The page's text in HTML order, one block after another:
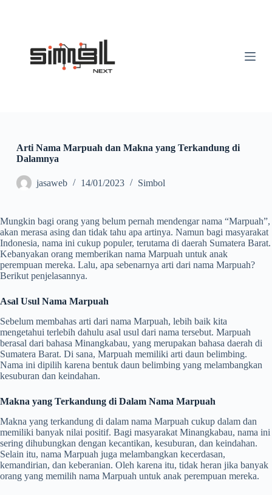
Arti Nama Marpuah dan Makna yang Terkandung di
Dalamnya
jasaweb 14/01/2023 Simbol
Mungkin bagi orang yang belum pernah mendengar nama “Marpuah”,
akan merasa asing dan tidak tahu apa artinya. Namun bagi masyarakat
Indonesia, nama ini cukup populer, terutama di daerah Sumatera Barat.
Kebanyakan orang memberikan nama Marpuah untuk anak
perempuan mereka. Lalu, apa sebenarnya arti dari nama Marpuah?
Berikut penjelasannya.
Asal Usul Nama Marpuah
Sebelum membahas arti dari nama Marpuah, lebih baik kita
mengetahui terlebih dahulu asal usul dari nama tersebut. Marpuah
berasal dari bahasa Minangkabau, yang merupakan bahasa daerah di
Sumatera Barat. Di sana, Marpuah memiliki arti daun belimbing.
Nama ini dipilih karena bentuk daun belimbing yang melambangkan
kesuburan dan keindahan.
Makna yang Terkandung di Dalam Nama Marpuah
Makna yang terkandung di dalam nama Marpuah cukup dalam dan
memiliki banyak nilai positif. Bagi masyarakat Minangkabau, nama ini
sering dihubungkan dengan kecantikan, kesuburan, dan keindahan.
Selain itu, nama Marpuah juga melambangkan kecerdasan,
kemandirian, dan keberanian. Oleh karena itu, tidak heran jika banyak
orang yang memilih nama Marpuah untuk anak perempuan mereka.